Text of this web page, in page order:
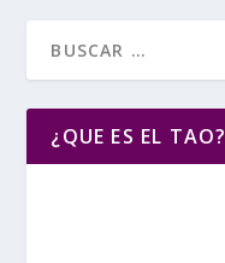
¿QUE ES EL TAO?